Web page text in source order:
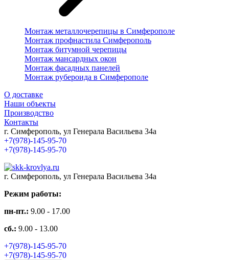
Монтаж металлочерепицы в Симферополе
Монтаж профнастила Симферополь
Монтаж битумной черепицы
Монтаж мансардных окон
Монтаж фасадных панелей
Монтаж рубероида в Симферополе
О доставке
Наши объекты
Производство
Контакты
г. Симферополь, ул Генерала Васильева 34а
+7(978)-145-95-70
+7(978)-145-95-70
г. Симферополь, ул Генерала Васильева 34а
Режим работы:
пн-пт.: 9.00 - 17.00
сб.: 9.00 - 13.00
+7(978)-145-95-70
+7(978)-145-95-70